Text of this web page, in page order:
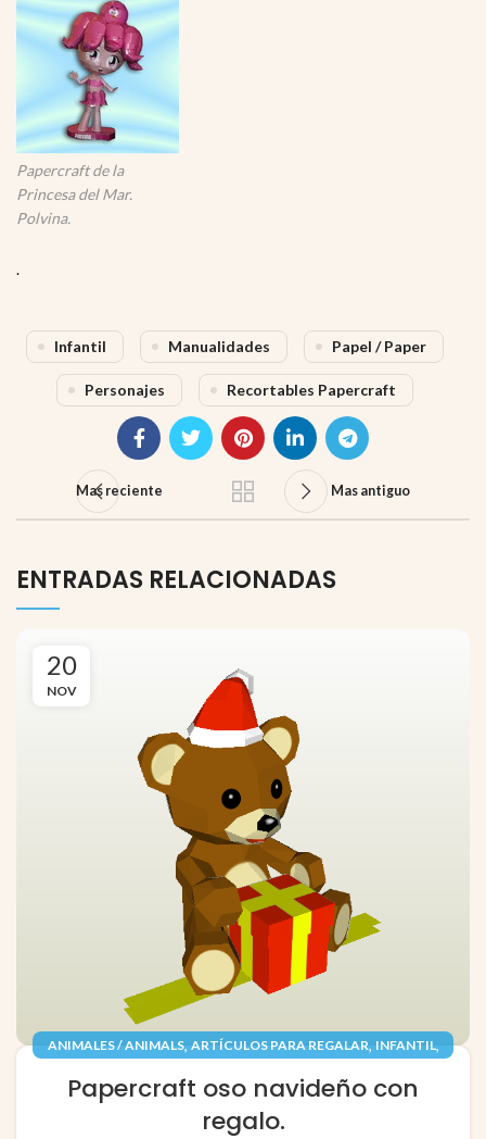
Papercraft de la
Princesa del Mar.
Polvina.
.
Infantil Manualidades Papel / Paper
Personajes Recortables Papercraft
Mas reciente Mas antiguo
ENTRADAS RELACIONADAS
20
NOV
ANIMALES / ANIMALS, ARTÍCULOS PARA REGALAR, INFANTIL,
RECORTABLES PAPERCRAFT
Papercraft oso navideño con
regalo.